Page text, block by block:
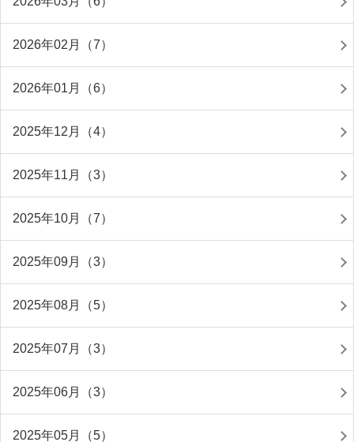
2026年02月（7）
2026年01月（6）
2025年12月（4）
2025年11月（3）
2025年10月（7）
2025年09月（3）
2025年08月（5）
2025年07月（3）
2025年06月（3）
2025年05月（5）